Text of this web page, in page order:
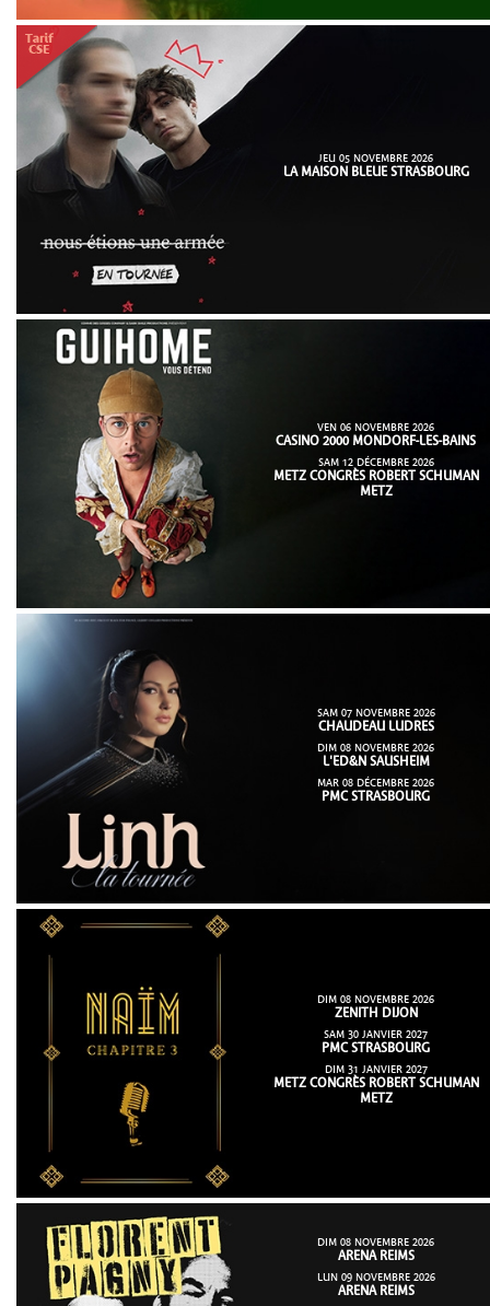
JEU 05 NOVEMBRE 2026
LA MAISON BLEUE STRASBOURG
VEN 06 NOVEMBRE 2026
CASINO 2000 MONDORF-LES-BAINS
SAM 12 DÉCEMBRE 2026
METZ CONGRÈS ROBERT SCHUMAN
METZ
SAM 07 NOVEMBRE 2026
CHAUDEAU LUDRES
DIM 08 NOVEMBRE 2026
L'ED&N SAUSHEIM
MAR 08 DÉCEMBRE 2026
PMC STRASBOURG
DIM 08 NOVEMBRE 2026
ZENITH DIJON
SAM 30 JANVIER 2027
PMC STRASBOURG
DIM 31 JANVIER 2027
METZ CONGRÈS ROBERT SCHUMAN
METZ
DIM 08 NOVEMBRE 2026
ARENA REIMS
LUN 09 NOVEMBRE 2026
ARENA REIMS